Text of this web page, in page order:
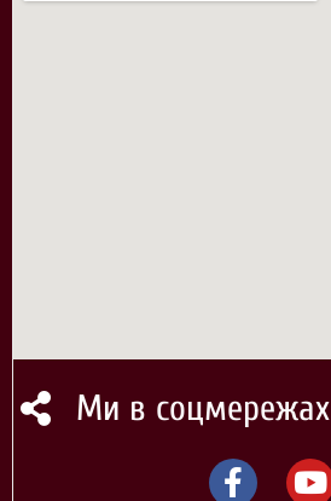
Ми в соцмережах